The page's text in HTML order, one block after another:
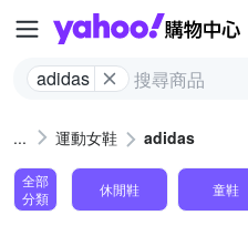
adidas
運動女鞋 adidas
全部
分類
休閒鞋 童鞋